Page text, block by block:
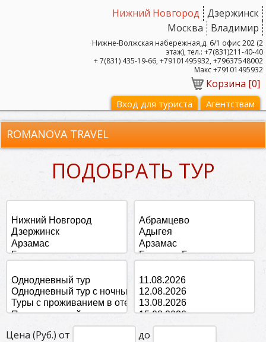
Дзержинск
Нижний Новгород
Владимир
Москва
Нижне-Волжская набережная,д. 6/1 офис 202 (2
этаж), тел.: +7(831)211-40-40
+ 7(831) 435-19-66, +79101495932, +79637548002
Макс +79101495932
Корзина [0]
Вход для туриста Агентствам
ROMANOVA TRAVEL
ПОДОБРАТЬ ТУР
Цена (Руб.) от
до